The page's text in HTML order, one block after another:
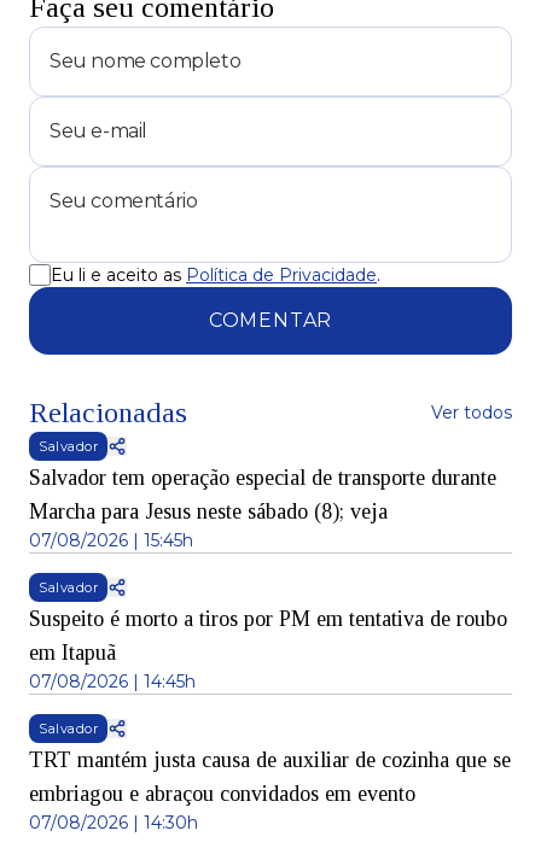
Faça seu comentário
Eu li e aceito as Política de Privacidade.
COMENTAR
Relacionadas Ver todos
Salvador
Salvador tem operação especial de transporte durante
Marcha para Jesus neste sábado (8); veja
07/08/2026 | 15:45h
Salvador
Suspeito é morto a tiros por PM em tentativa de roubo
em Itapuã
07/08/2026 | 14:45h
Salvador
TRT mantém justa causa de auxiliar de cozinha que se
embriagou e abraçou convidados em evento
07/08/2026 | 14:30h